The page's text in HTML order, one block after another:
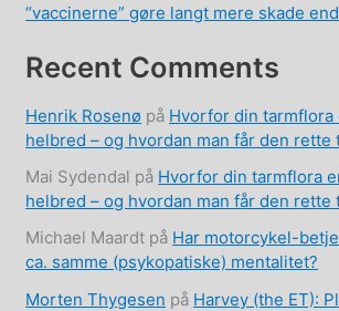
“vaccinerne” gøre langt mere skade
Recent Comments
Henrik Rosenø på Hvorfor din
helbred – og hvordan man får den rette
Mai Sydendal på Hvorfor din tarmflora
helbred – og hvordan man får den rette
Michael Maardt på Har motorcykel-
ca. samme (psykopatiske) mentalitet?
Morten Thygesen på Harvey (the ET):